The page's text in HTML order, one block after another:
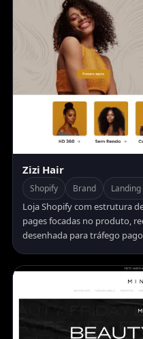
Zizi Hair
Shopify Brand Landing
Loja Shopify com estrutura
pages focadas no produto,
desenhada para tráfego